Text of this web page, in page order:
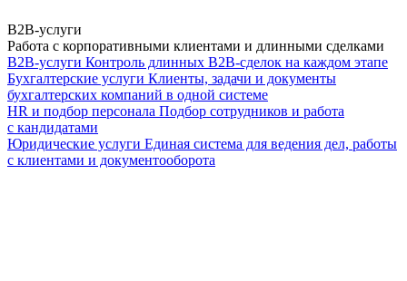
B2B-услуги
Работа с корпоративными клиентами и длинными сделками
B2B-услуги Контроль длинных B2B-сделок на каждом этапе
Бухгалтерские услуги Клиенты, задачи и документы
бухгалтерских компаний в одной системе
HR и подбор персонала Подбор сотрудников и работа
с кандидатами
Юридические услуги Единая система для ведения дел, работы
с клиентами и документооборота